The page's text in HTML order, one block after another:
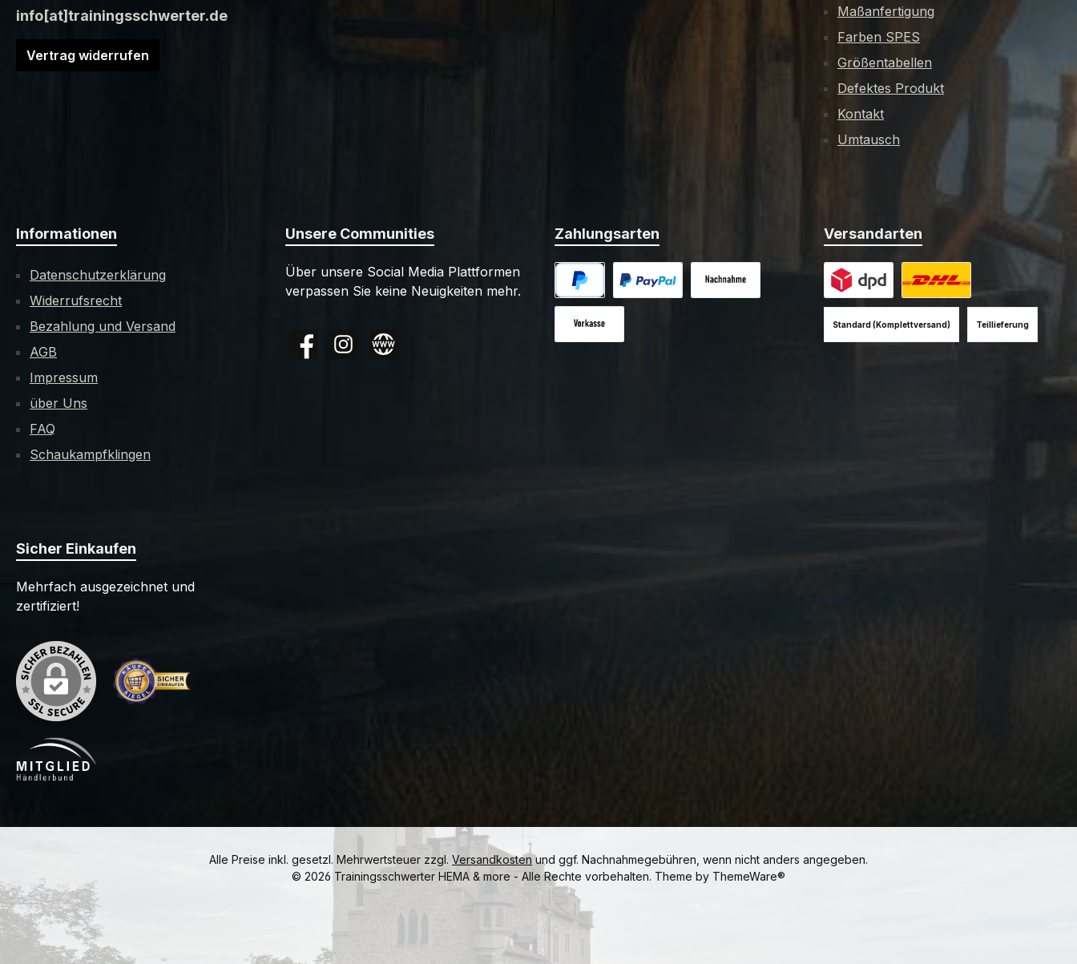
info[at]trainingsschwerter.de
Vertrag widerrufen
Maßanfertigung
Farben SPES
Größentabellen
Defektes Produkt
Kontakt
Umtausch
Informationen
Datenschutzerklärung
Widerrufsrecht
Bezahlung und Versand
AGB
Impressum
über Uns
FAQ
Schaukampfklingen
Unsere Communities
Über unsere Social Media Plattformen
verpassen Sie keine Neuigkeiten mehr.
FacebookInstagramWebsite
Zahlungsarten
PayPal Nachnahme (+12EUR)
Benutzerdefiniertes Bild 1
Versandarten
Standard (Komplettversand) Teillieferung
Benutzerdefiniertes Bild 1
Benutzerdefiniertes Bild 2
Sicher Einkaufen
Mehrfach ausgezeichnet und
zertifiziert!
Alle Preise inkl. gesetzl. Mehrwertsteuer zzgl. Versandkosten und ggf. Nachnahmegebühren, wenn nicht anders angegeben.
© 2026 Trainingsschwerter HEMA & more - Alle Rechte vorbehalten. Theme by ThemeWare®